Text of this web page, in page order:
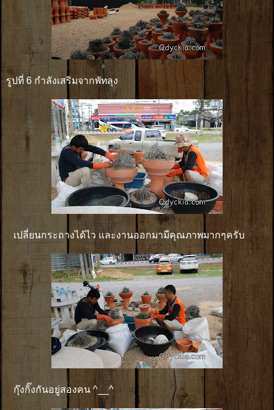
รูปที่ 6 กำลังเสริมจากพัทลุง
เปลี่ยนกระถางได้ไว และงานออกมามีคุณภาพมากๆครับ
กุ๊งกิ๊งกันอยู่สองคน ^__^